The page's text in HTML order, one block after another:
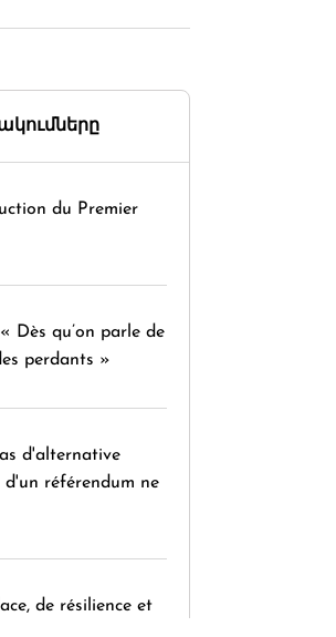
du Premier
Dès qu’on parle de
perdants »
d'alternative
référendum ne
de résilience et